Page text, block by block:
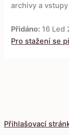
Přihlašovací
archivy a
Přidáno: 16 Led
Pro stažení se